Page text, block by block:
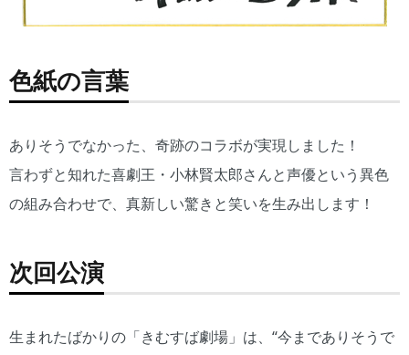
色紙の言葉
ありそうでなかった、奇跡のコラボが実現しました！
言わずと知れた喜劇王・小林賢太郎さんと声優という異色
の組み合わせで、真新しい驚きと笑いを生み出します！
次回公演
生まれたばかりの「きむすば劇場」は、“今までありそうで